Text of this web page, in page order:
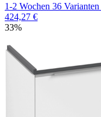
1-2 Wochen 36 Varianten
424,27 €
33%